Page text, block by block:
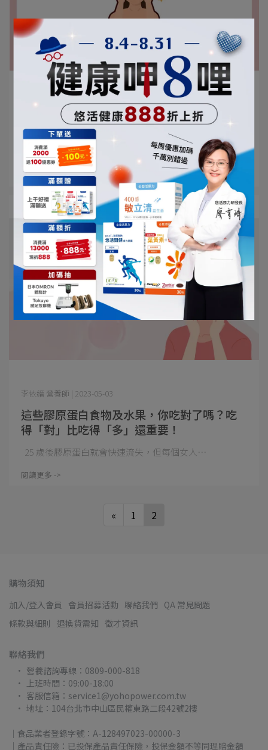
水解膠原蛋白是什麽？一次看懂「水解膠原
蛋白」的功效、副作用、要怎麼挑
李依縉 營養師 | 2024-05-29
嬰兒擁有滿滿的膠原蛋白，但隨著年齡增長、或是經常
日曬⋯
閱讀更多 ->
這些膠原蛋白食物及水果，你吃對了嗎？吃
得「對」比吃得「多」還重要！
李依縉 營養師 | 2023-05-03
25 歲後膠原蛋白就會快速流失，但每個女人⋯
閱讀更多 ->
« 1 2
購物須知
加入/登入會員 會員招募活動 聯絡我們 QA 常見問題
條款與細則
退換貨需知 徵才資訊
聯絡我們
營養諮詢專線：0809-000-818
上班時間：09:00-18:00
客服信箱：service1@yohopower.com.tw
地址：104台北市中山區民權東路二段42號2樓
｜食品業者登錄字號：A-128497023-00000-3
｜產品責任險：已投保產品責任保險，投保金額不等同理賠金額